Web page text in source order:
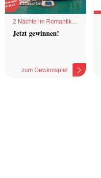
2 Nächte im Romantik
Hotel
Jetzt gewinnen!
zum Gewinnspiel